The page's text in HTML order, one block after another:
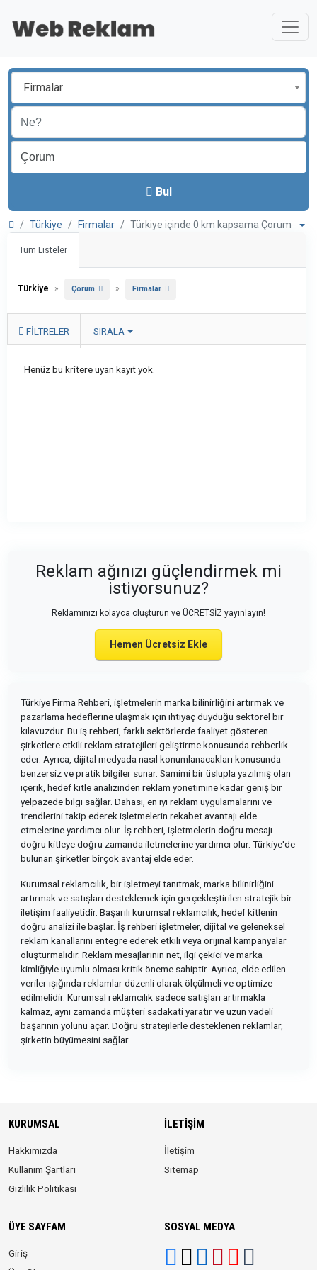
Firmalar
Bul
Türkiye Firmalar Türkiye içinde 0 km kapsama Çorum
Tüm Listeler
Türkiye » Çorum » Firmalar
FILTRELER SIRALA
Henüz bu kritere uyan kayıt yok.
Reklam ağınızı güçlendirmek mi
istiyorsunuz?
Reklamınızı kolayca oluşturun ve ÜCRETSİZ yayınlayın!
Hemen Ücretsiz Ekle
Türkiye Firma Rehberi, işletmelerin marka bilinirliğini artırmak ve
pazarlama hedeflerine ulaşmak için ihtiyaç duyduğu sektörel bir
kılavuzdur. Bu iş rehberi, farklı sektörlerde faaliyet gösteren
şirketlere etkili reklam stratejileri geliştirme konusunda rehberlik
eder. Ayrıca, dijital medyada nasıl konumlanacakları konusunda
benzersiz ve pratik bilgiler sunar. Samimi bir üslupla yazılmış olan
içerik, hedef kitle analizinden reklam yönetimine kadar geniş bir
yelpazede bilgi sağlar. Dahası, en iyi reklam uygulamalarını ve
trendlerini takip ederek işletmelerin rekabet avantajı elde
etmelerine yardımcı olur. İş rehberi, işletmelerin doğru mesajı
doğru kitleye doğru zamanda iletmelerine yardımcı olur. Türkiye'de
bulunan şirketler birçok avantaj elde eder.
Kurumsal reklamcılık, bir işletmeyi tanıtmak, marka bilinirliğini
artırmak ve satışları desteklemek için gerçekleştirilen stratejik bir
iletişim faaliyetidir. Başarılı kurumsal reklamcılık, hedef kitlenin
doğru analizi ile başlar. İş rehberi işletmeler, dijital ve geleneksel
reklam kanallarını entegre ederek etkili veya orijinal kampanyalar
oluşturmalıdır. Reklam mesajlarının net, ilgi çekici ve marka
kimliğiyle uyumlu olması kritik öneme sahiptir. Ayrıca, elde edilen
veriler ışığında reklamlar düzenli olarak ölçülmeli ve optimize
edilmelidir. Kurumsal reklamcılık sadece satışları artırmakla
kalmaz, aynı zamanda müşteri sadakati yaratır ve uzun vadeli
başarının yolunu açar. Doğru stratejilerle desteklenen reklamlar,
şirketin büyümesini sağlar.
KURUMSAL
Hakkımızda
Kullanım Şartları
Gizlilik Politikası
İLETIŞIM
İletişim
Sitemap
ÜYE SAYFAM
Giriş
SOSYAL MEDYA